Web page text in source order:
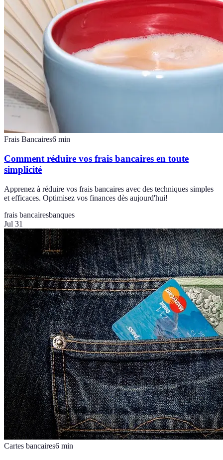
Frais Bancaires6 min
Comment réduire vos frais bancaires en toute
simplicité
Apprenez à réduire vos frais bancaires avec des techniques simples
et efficaces. Optimisez vos finances dès aujourd'hui!
frais bancairesbanques
Jul 31
Cartes bancaires6 min